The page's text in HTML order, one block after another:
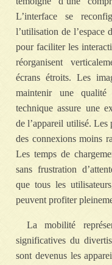
L’interface se
l’utilisation de l’espace
pour faciliter les
réorganisent
écrans étroits. Les
maintenir une
technique assure une
de l’appareil utilisé. Les
des connexions moins
Les temps de
sans frustration
que tous les
peuvent profiter
La mobilité
significatives du
sont devenus les